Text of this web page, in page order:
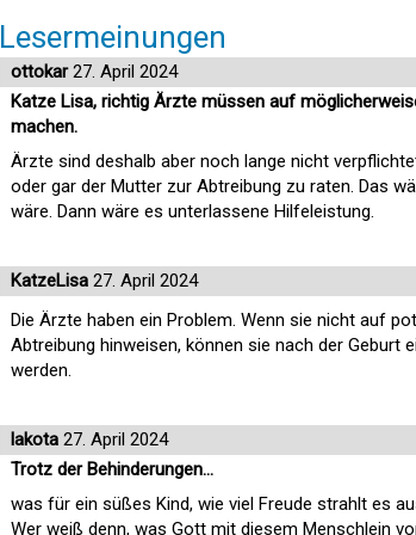
Lesermeinungen
ottokar27. April 2024
Katze Lisa, richtig Ärzte müssen auf
machen.
Ärzte sind deshalb aber noch lange nicht
oder gar der Mutter zur Abtreibung zu raten. Das
wäre. Dann wäre es unterlassene Hilfeleistung.
KatzeLisa 27. April 2024
Die Ärzte haben ein Problem. Wenn sie nicht auf
Abtreibung hinweisen, können sie nach der Geburt
werden.
lakota 27. April 2024
Trotz der Behinderungen...
was für ein süßes Kind, wie viel Freude strahlt es
Wer weiß denn, was Gott mit diesem Menschlein